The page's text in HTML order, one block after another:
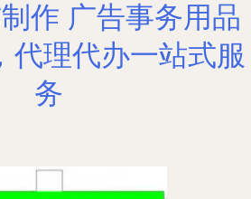
作 广告事务用品
代理代办一站式服
务